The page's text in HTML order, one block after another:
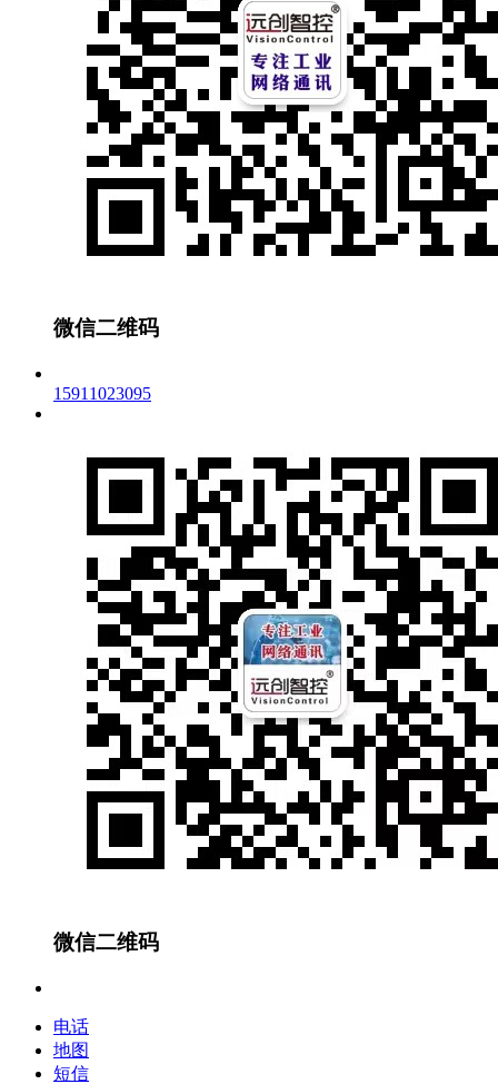
微信二维码
15911023095
微信二维码
电话
地图
短信